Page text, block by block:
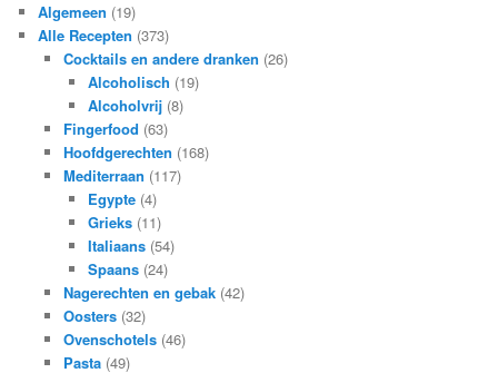
Algemeen (19)
Alle Recepten (373)
Cocktails en andere dranken (26)
Alcoholisch (19)
Alcoholvrij (8)
Fingerfood (63)
Hoofdgerechten (168)
Mediterraan (117)
Egypte (4)
Grieks (11)
Italiaans (54)
Spaans (24)
Nagerechten en gebak(42)
Oosters(32)
Ovenschotels(46)
Pasta(49)